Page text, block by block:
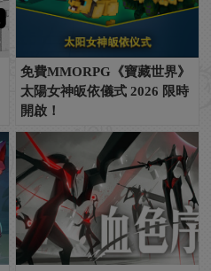
免費MMORPG《寶藏世界》
太陽女神皈依儀式 2026 限時
開啟！